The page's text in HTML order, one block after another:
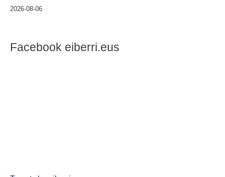
2026-08-06
Facebook eiberri.eus